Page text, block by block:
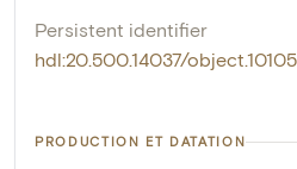
Persistent identifier
hdl:20.500.14037/
PRODUCTION ET DATATION